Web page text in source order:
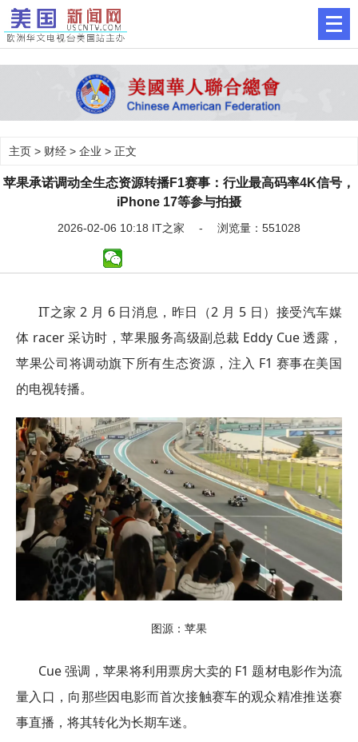
主页 > 财经 > 企业 > 正文
苹果承诺调动全生态资源转播F1赛事：行业最高码率4K信号，
iPhone 17等参与拍摄
2026-02-06 10:18 IT之家 - 浏览量：551028
IT之家 2 月 6 日消息，昨日（2 月 5 日）接受汽车媒
体 racer 采访时，苹果服务高级副总裁 Eddy Cue 透露，
苹果公司将调动旗下所有生态资源，注入 F1 赛事在美国
的电视转播。
图源：苹果
Cue 强调，苹果将利用票房大卖的 F1 题材电影作为流
量入口，向那些因电影而首次接触赛车的观众精准推送赛
事直播，将其转化为长期车迷。